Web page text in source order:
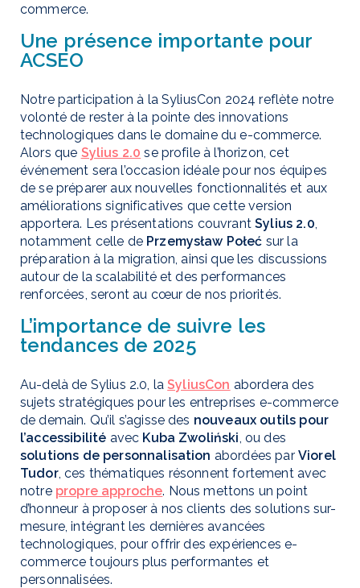
commerce.
Une présence importante pour
ACSEO
Notre participation à la SyliusCon 2024 reflète notre
volonté de rester à la pointe des innovations
technologiques dans le domaine du e-commerce.
Alors que Sylius 2.0 se profile à l’horizon, cet
événement sera l’occasion idéale pour nos équipes
de se préparer aux nouvelles fonctionnalités et aux
améliorations significatives que cette version
apportera. Les présentations couvrantSylius 2.0
notamment celle de Przemysław Połeć sur la
préparation à la migration, ainsi que les discussions
autour de la scalabilité et des performances
renforcées, seront au cœur de nos priorités.
L’importance de suivre les
tendances de 2025
Au-delà de Sylius 2.0, laSyliusCon abordera des
sujets stratégiques pour les entreprises e-commerce
de demain. Qu’il s’agisse des nouveaux outils pour
l’accessibilité avec Kuba Zwoliński , ou des
solutions de personnalisation abordées par Viorel
Tudor, ces thématiques résonnent fortement avec
notre propre approche. Nous mettons un point
d’honneur à proposer à nos clients des solutions sur-
mesure, intégrant les dernières avancées
technologiques, pour offrir des expériences e-
commerce toujours plus performantes et
personnalisées.